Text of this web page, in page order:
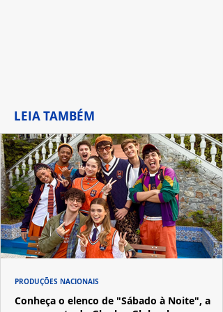
LEIA TAMBÉM
Conheça o elenco de "Sábado à Noite", a
PRODUÇÕES NACIONAIS